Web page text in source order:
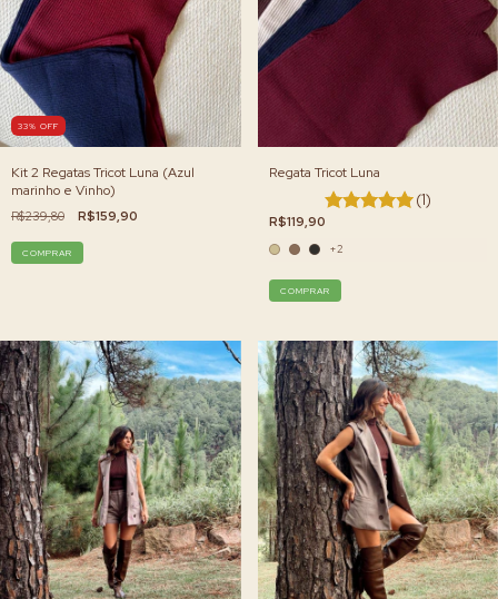
33% OFF
Kit 2 Regatas Tricot Luna (Azul
marinho e Vinho)
R$239,80 R$159,90
Regata Tricot Luna
(1)
R$119,90
+2
COMPRAR